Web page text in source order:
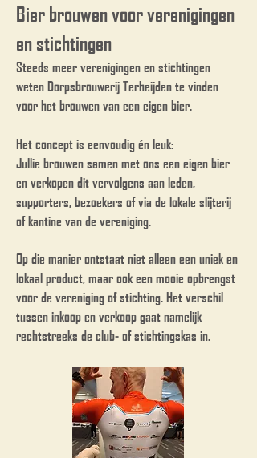
Bier brouwen voor verenigingen
en stichtingen
Steeds meer verenigingen en stichtingen
weten Dorpsbrouwerij Terheijden te vinden
voor het brouwen van een eigen bier.
Het concept is eenvoudig én leuk:
Jullie brouwen samen met ons een eigen bier
en verkopen dit vervolgens aan leden,
supporters, bezoekers of via de lokale slijterij
of kantine van de vereniging.
Op die manier ontstaat niet alleen een uniek en
lokaal product, maar ook een mooie opbrengst
voor de vereniging of stichting. Het verschil
tussen inkoop en verkoop gaat namelijk
rechtstreeks de club- of stichtingskas in.